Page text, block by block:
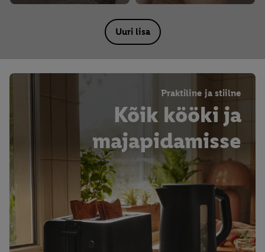
Uuri lisa
Praktiline ja stiilne
Kõik kööki ja
majapidamisse